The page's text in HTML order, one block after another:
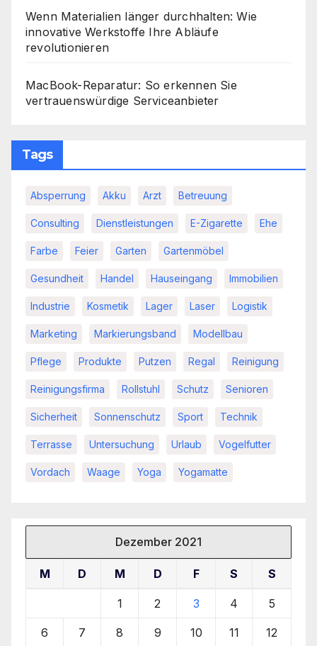
Wenn Materialien länger durchhalten: Wie
innovative Werkstoffe Ihre Abläufe
revolutionieren
MacBook-Reparatur: So erkennen Sie
vertrauenswürdige Serviceanbieter
Tags
Absperrung Akku Arzt Betreuung
Consulting Dienstleistungen E-Zigarette Ehe
Farbe Feier Garten Gartenmöbel
Gesundheit Handel Hauseingang Immobilien
Industrie Kosmetik Lager Laser Logistik
Marketing Markierungsband Modellbau
Pflege Produkte Putzen Regal Reinigung
Reinigungsfirma Rollstuhl Schutz Senioren
Sicherheit Sonnenschutz Sport Technik
Terrasse Untersuchung Urlaub Vogelfutter
Vordach Waage Yoga Yogamatte
Dezember 2021
M D M D F S S
1 2 3 4 5
6 7 8 9 10 11 12